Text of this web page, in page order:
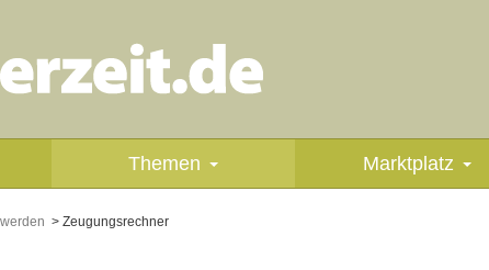
Themen Marktplatz
> Zeugungsrechner